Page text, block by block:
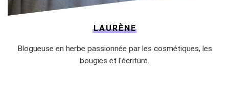
LAURÈNE
Blogueuse en herbe passionnée par les cosmétiques, les
bougies et l'écriture.